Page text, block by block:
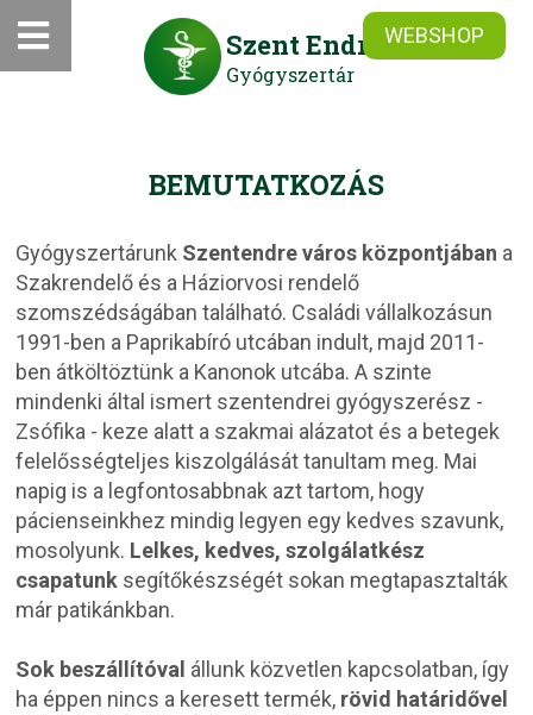
Szent Endre
Gyógyszertár
WEBSHOP
BEMUTATKOZÁS
Gyógyszertárunk Szentendre város központjában a
Szakrendelő és a Háziorvosi rendelő
szomszédságában található. Családi vállalkozásun
1991-ben a Paprikabíró utcában indult, majd 2011-
ben átköltöztünk a Kanonok utcába. A szinte
mindenki által ismert szentendrei gyógyszerész -
Zsófika - keze alatt a szakmai alázatot és a betegek
felelősségteljes kiszolgálását tanultam meg. Mai
napig is a legfontosabbnak azt tartom, hogy
pácienseinkhez mindig legyen egy kedves szavunk,
mosolyunk. Lelkes, kedves, szolgálatkész
csapatunk segítőkészségét sokan megtapasztalták
már patikánkban.
Sok beszállítóval állunk közvetlen kapcsolatban, így
ha éppen nincs a keresett termék, rövid határidővel